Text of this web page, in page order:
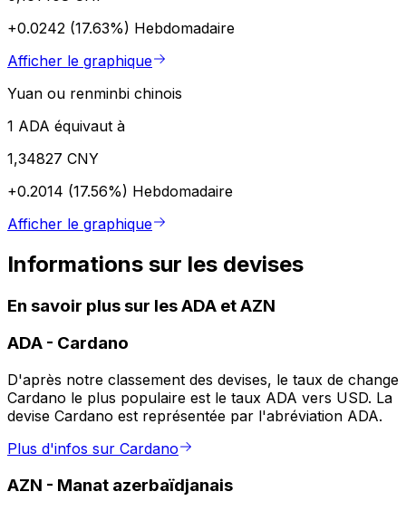
+0.0242 (17.63%) Hebdomadaire
Afficher le graphique
Yuan ou renminbi chinois
1 ADA équivaut à
1,34827 CNY
+0.2014 (17.56%) Hebdomadaire
Afficher le graphique
Informations sur les devises
En savoir plus sur les ADA et AZN
ADA - Cardano
D'après notre classement des devises, le taux de change
Cardano le plus populaire est le taux ADA vers USD. La
devise Cardano est représentée par l'abréviation ADA.
Plus d'infos sur Cardano
AZN - Manat azerbaïdjanais